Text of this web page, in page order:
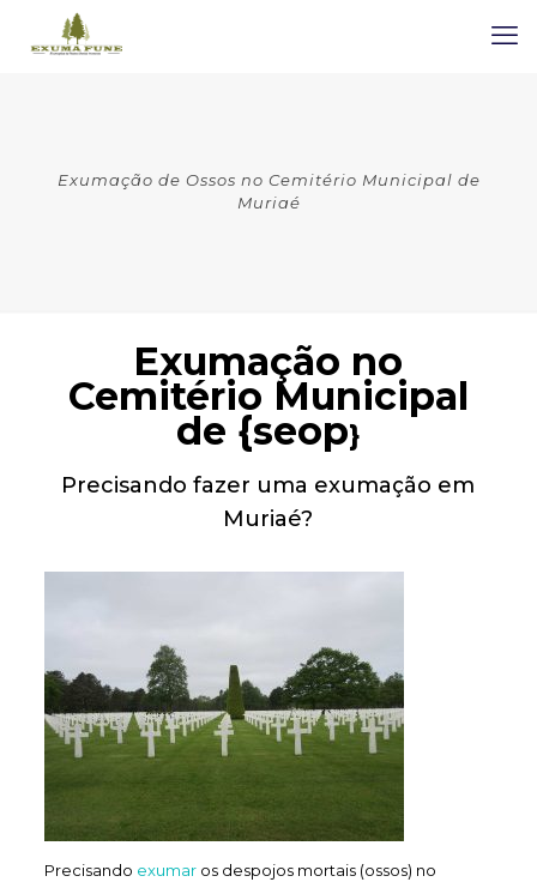
Exumação de Ossos no Cemitério Municipal de
Muriaé
Exumação no
Cemitério Municipal
de {seop}
Precisando fazer uma exumação em
Muriaé?
Precisando exumaros despojos mortais (ossos) no